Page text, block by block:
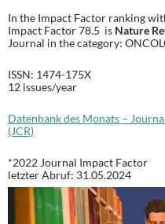
In the Impact Factor ranking
Impact Factor 78.5 is Nature
Journal in the category:
ISSN: 1474-175X
12 issues/year
Datenbank des Monats –
(JCR)
*2022 Journal Impact Factor
letzter Abruf: 31.05.2024